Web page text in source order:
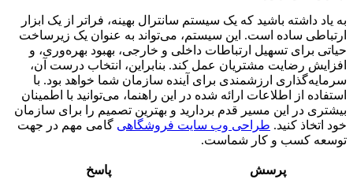
به یاد داشته باشید که یک سیستم سانترال بهینه، فراتر از یک ابزار
ارتباطی ساده است. این سیستم، می‌تواند به عنوان یک زیرساخت
حیاتی برای تسهیل ارتباطات داخلی و خارجی، بهبود بهره‌وری، و
افزایش رضایت مشتریان عمل کند. بنابراین، انتخاب درست آن،
سرمایه‌گذاری ارزشمندی برای آینده سازمان شما خواهد بود. با
استفاده از اطلاعات ارائه شده در این راهنما، می‌توانید با اطمینان
بیشتری در این مسیر قدم بردارید و بهترین تصمیم را برای سازمان
خود اتخاذ کنید. طراحی وب سایت فروشگاهی گامی مهم در جهت
توسعه کسب و کار شماست.
پرسش
پاسخ